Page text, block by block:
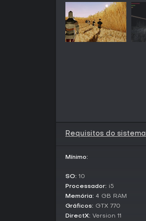
Requisitos do sistema
Mínimo:
SO: 10
Processador: i5
Memória: 4 GB RAM
Gráficos: GTX 770
DirectX: Version 11